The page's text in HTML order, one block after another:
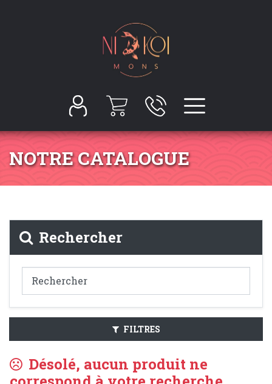
NOTRE CATALOGUE
Rechercher
FILTRES
Désolé, aucun produit ne